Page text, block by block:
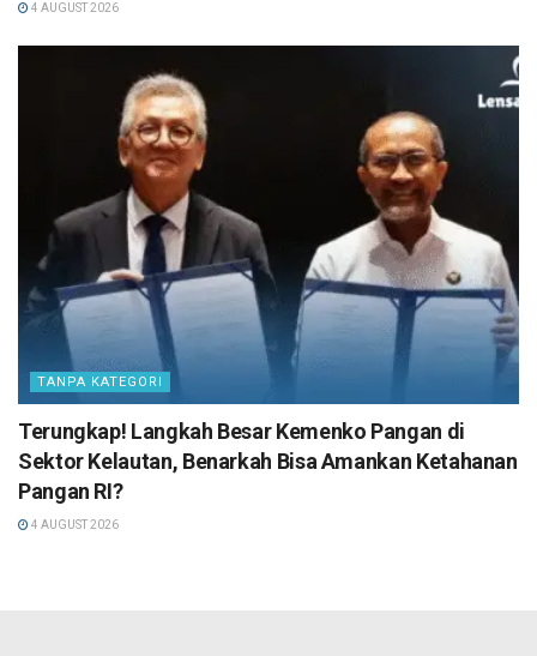
4 AUGUST 2026
TANPA KATEGORI
Terungkap! Langkah Besar Kemenko Pangan di
Sektor Kelautan, Benarkah Bisa Amankan Ketahanan
Pangan RI?
4 AUGUST 2026